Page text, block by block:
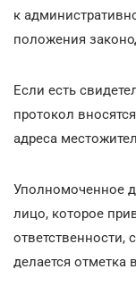
к
положения
Если есть
протокол
адреса
Уполномоченное
лицо, которое
ответственности,
делается отметка